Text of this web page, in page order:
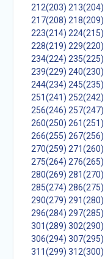
212(203) 213(204)
217(208) 218(209)
223(214) 224(215)
228(219) 229(220)
234(224) 235(225)
239(229) 240(230)
244(234) 245(235)
251(241) 252(242)
256(246) 257(247)
260(250) 261(251)
266(255) 267(256)
270(259) 271(260)
275(264) 276(265)
280(269) 281(270)
285(274) 286(275)
290(279) 291(280)
296(284) 297(285)
301(289) 302(290)
306(294) 307(295)
311(299) 312(300)